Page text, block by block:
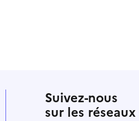
Suivez-nous
sur les